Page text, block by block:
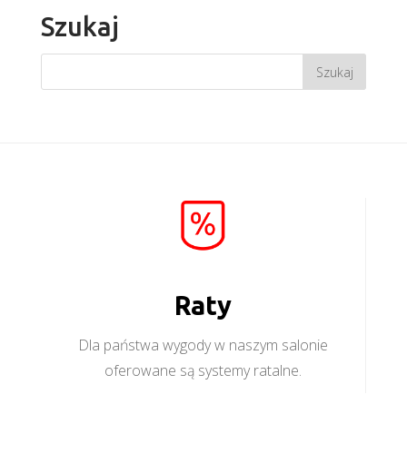
Szukaj
Raty
Dla państwa wygody w naszym salonie
oferowane są systemy ratalne.